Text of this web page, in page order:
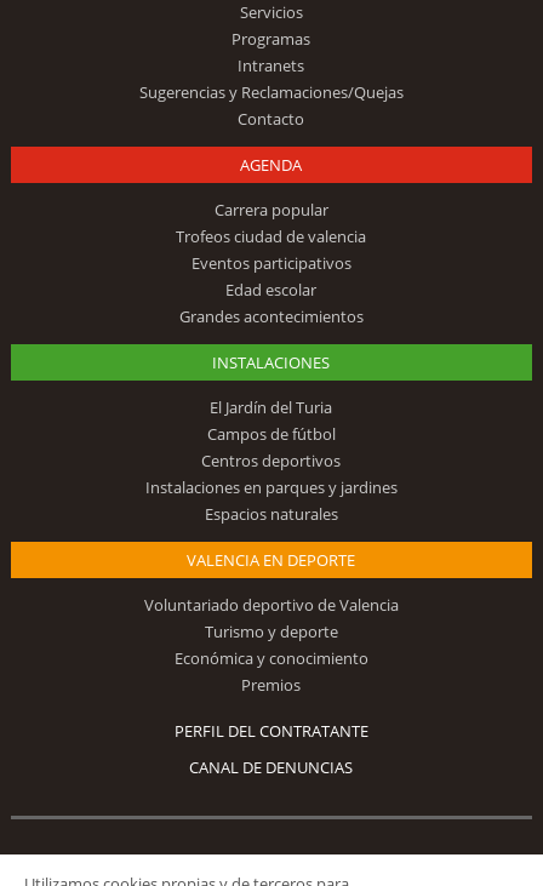
Servicios
Programas
Intranets
Sugerencias y Reclamaciones/Quejas
Contacto
AGENDA
Carrera popular
Trofeos ciudad de valencia
Eventos participativos
Edad escolar
Grandes acontecimientos
INSTALACIONES
El Jardín del Turia
Campos de fútbol
Centros deportivos
Instalaciones en parques y jardines
Espacios naturales
VALENCIA EN DEPORTE
Voluntariado deportivo de Valencia
Turismo y deporte
Económica y conocimiento
Premios
PERFIL DEL CONTRATANTE
CANAL DE DENUNCIAS
Síguenos